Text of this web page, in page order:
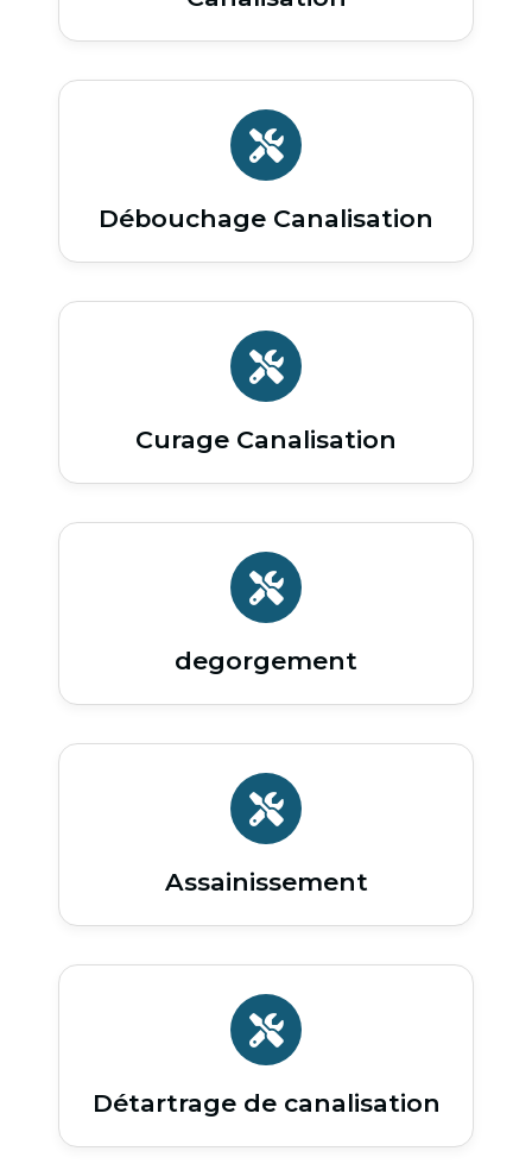
Débouchage Canalisation
Curage Canalisation
degorgement
Assainissement
Détartrage de canalisation